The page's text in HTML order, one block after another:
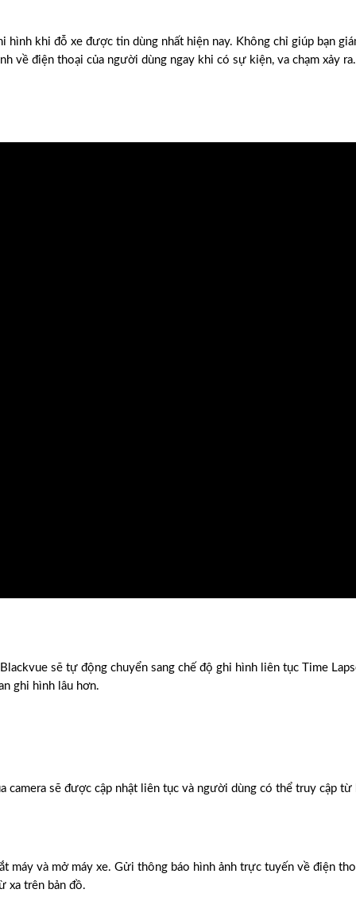
khi đỗ xe được tin dùng nhất hiện nay. Không chỉ giúp bạn
về điện thoại của người dùng ngay khi có sự kiện, va chạm xảy
sẽ tự động chuyển sang chế độ ghi hình liên tục Time
ghi hình lâu hơn.
camera sẽ được cập nhật liên tục và người dùng có thể truy cập từ
máy và mở máy xe. Gửi thông báo hình ảnh trực tuyến về điện
xa trên bản đồ.